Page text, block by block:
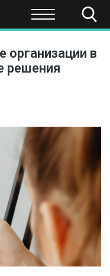
НАУКА И
организации в
решения